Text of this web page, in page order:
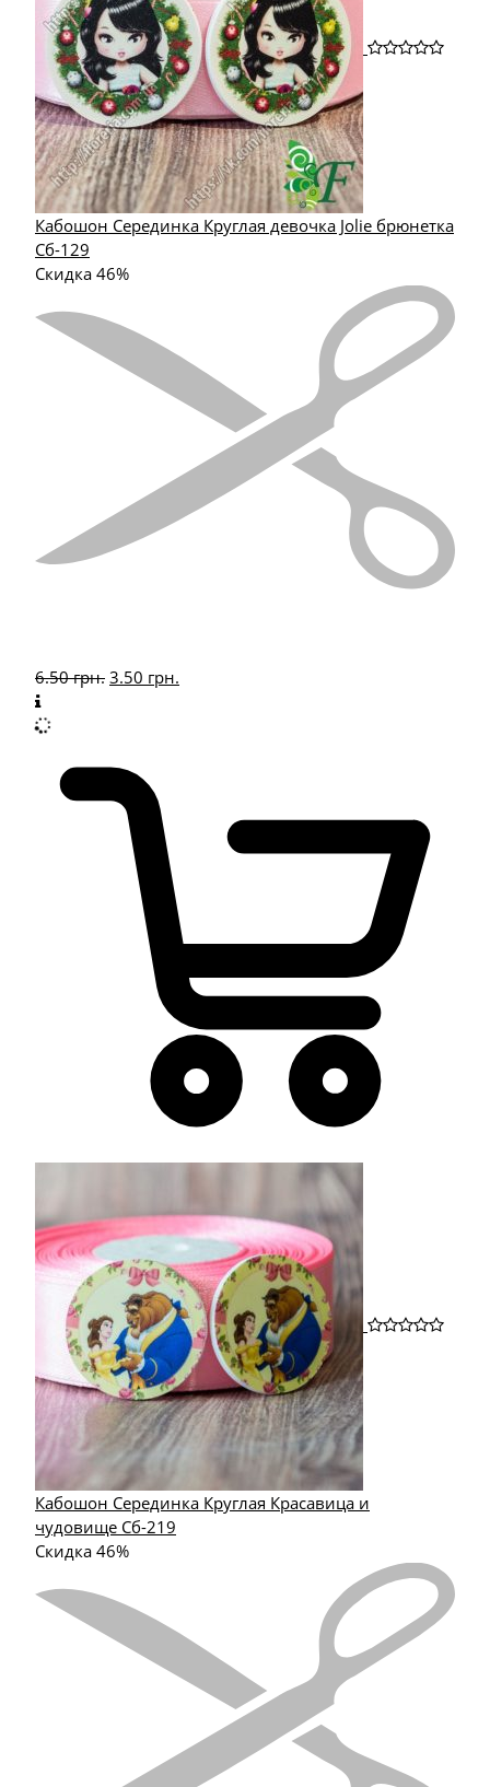
Кабошон Серединка Круглая девочка Jolie брюнетка
Сб-129
Скидка 46%
6.50грн. 3.50 грн.
Кабошон Серединка Круглая Красавица и
чудовище Сб-219
Скидка 46%